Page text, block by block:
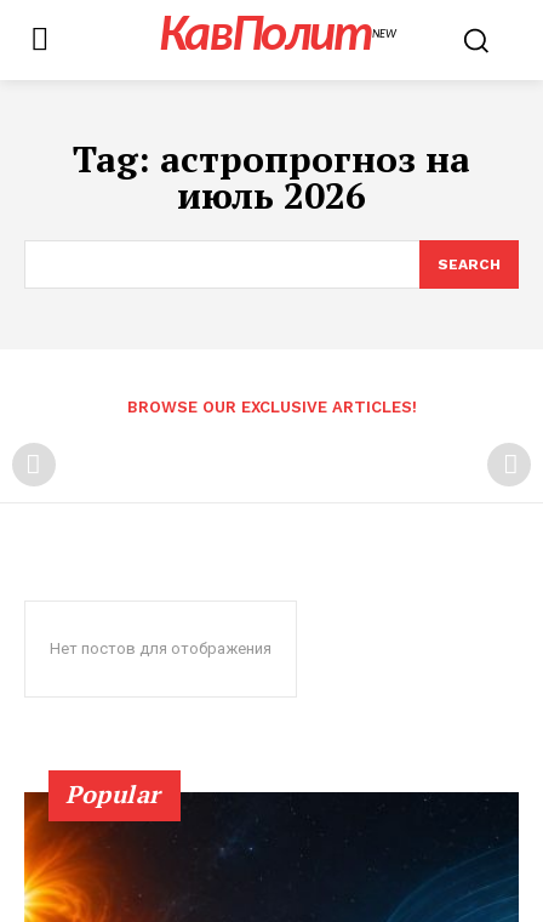
КавПолитNEW
Tag: астропрогноз на
июль 2026
SEARCH
BROWSE OUR EXCLUSIVE ARTICLES!
Нет постов для отображения
Popular